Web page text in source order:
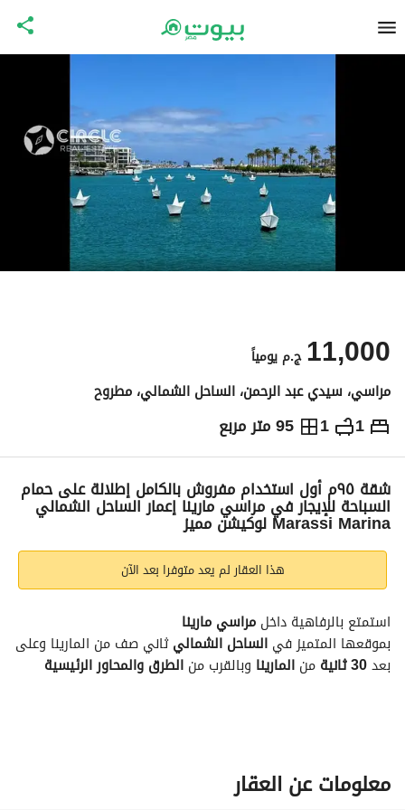
ج.م 11,000 يومياً
مراسي، سيدي عبد الرحمن، الساحل الشمالي، مطروح
1
1 95 متر مربع ج.م11,000يومياً
الاماكن القريبة
شقة ٩٥م أول استخدام مفروش بالكامل إطلالة على حمام
السباحة للإيجار في مراسي مارينا إعمار الساحل الشمالي
Marassi Marina لوكيشن مميز
هذا العقار لم يعد متوفرا بعد الآن
استمتع بالرفاهية داخل مراسيمارينا
بموقعها المتميز في الساحلالشمالي
بعد 30ثانية من المارينا وبالقرب من الطرقوالمحاورالرئيسية
حمام
ريسيبشن واسع2 قطع
معلومات عن العقار